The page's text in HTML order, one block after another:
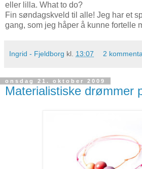
eller lilla. What to do?
Fin søndagskveld til alle! Jeg har et
gang, som jeg håper å kunne fortelle
Ingrid - Fjeldborg kl. 13:07 2
onsdag 21. oktober 2009
Materialistiske drømmer